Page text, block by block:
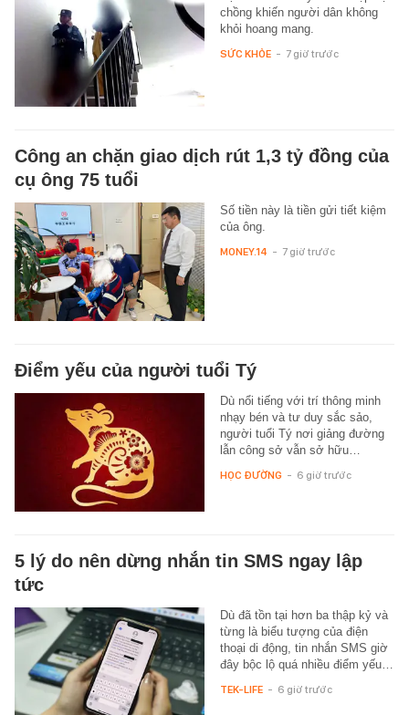
chồng khiến người dân không
khỏi hoang mang.
SỨC KHỎE - 7 giờ trước
Công an chặn giao dịch rút 1,3 tỷ đồng của
cụ ông 75 tuổi
Số tiền này là tiền gửi tiết kiệm
của ông.
MONEY.14 - 7 giờ trước
Điểm yếu của người tuổi Tý
Dù nổi tiếng với trí thông minh
nhạy bén và tư duy sắc sảo,
người tuổi Tý nơi giảng đường
lẫn công sở vẫn sở hữu…
HỌC ĐƯỜNG - 6 giờ trước
5 lý do nên dừng nhắn tin SMS ngay lập
tức
Dù đã tồn tại hơn ba thập kỷ và
từng là biểu tượng của điện
thoại di động, tin nhắn SMS giờ
đây bộc lộ quá nhiều điểm yếu…
TEK-LIFE - 6 giờ trước